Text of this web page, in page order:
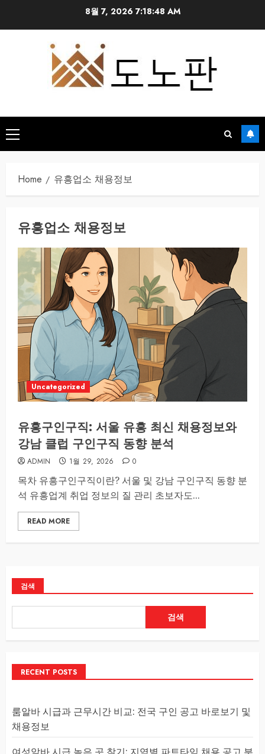
8월 7, 2026 7:18:48 AM
Primary
Menu
Home 유흥업소 채용정보
유흥업소 채용정보
Uncategorized
유흥구인구직: 서울 유흥 최신 채용정보와
강남 클럽 구인구직 동향 분석
ADMIN 1월 29, 2026 0
목차 유흥구인구직이란? 서울 및 강남 구인구직 동향 분
석 유흥업계 취업 정보의 질 관리 초보자도...
READ MORE
검색
검색
RECENT POSTS
룸알바 시급과 근무시간 비교: 전국 구인 공고 바로보기 및
채용정보